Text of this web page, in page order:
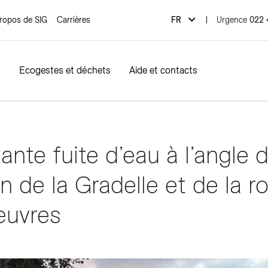
de SIG Carrières FR Urgence 022
ma facture
ma facture
ma facture d'électricité
Mes compteurs
Suivi de consommation
de Genève
et gourdes
Mobilité électrique
Ecogestes et déchets Aide et contacts
fuite d’eau à l’angle
de la Gradelle et de la